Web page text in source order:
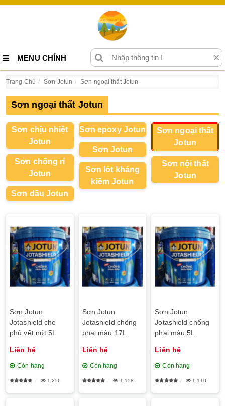
MENU CHÍNH ×
Trang Chủ Sơn Jotun Sơn ngoại thất Jotun
Sơn ngoại thất Jotun
Sơn chịu nhiệt
Jotun
Sơn chống rỉ
Jotun
Sơn dầu Jotun
Sơn epoxy Jotun
Sơn Jotun
Sơn lót kháng
kiềm Jotun
Sơn ngoại thất
Jotun
Sơn nội thất
Jotun
Sơn Jotun
Jotashield che
phủ vết nứt 5L
Liên hệ
Còn hàng
1,256
Sơn Jotun
Jotashield chống
phai màu 17L
Liên hệ
Còn hàng
1,158
Sơn Jotun
Jotashield chống
phai màu 5L
Liên hệ
Còn hàng
1,110